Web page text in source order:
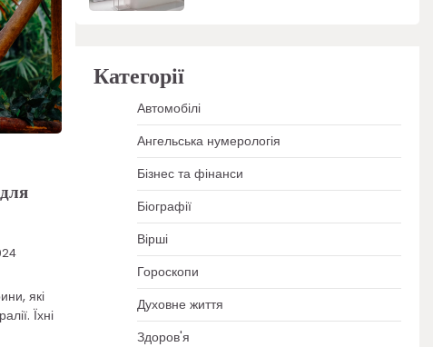
які
Їхні
Категорії
Автомобілі
Ангельська нумерологія
Бізнес та фінанси
Біографії
Вірші
Гороскопи
Духовне життя
Здоров'я